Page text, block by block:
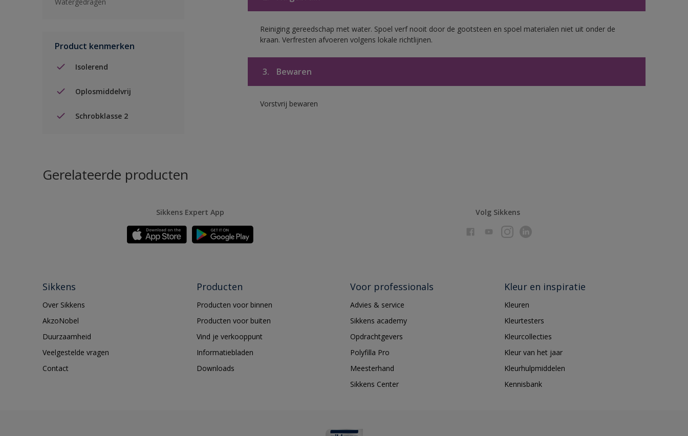
Product kenmerken
Isolerend
Oplosmiddelvrij
Schrobklasse 2
Reiniging gereedschap met water. Spoel verf nooit door de gootsteen en spoel materialen niet uit onder de
kraan. Verfresten afvoeren volgens lokale richtlijnen.
3. Bewaren
Vorstvrij bewaren
Gerelateerde producten
Sikkens Expert App Volg Sikkens
Sikkens
Over Sikkens
AkzoNobel
Duurzaamheid
Veelgestelde vragen
Contact
Producten
Producten voor binnen
Producten voor buiten
Vind je verkooppunt
Informatiebladen
Downloads
Voor professionals
Advies & service
Sikkens academy
Opdrachtgevers
Polyfilla Pro
Meesterhand
Sikkens Center
Kleur en inspiratie
Kleuren
Kleurtesters
Kleurcollecties
Kleur van het jaar
Kleurhulpmiddelen
Kennisbank